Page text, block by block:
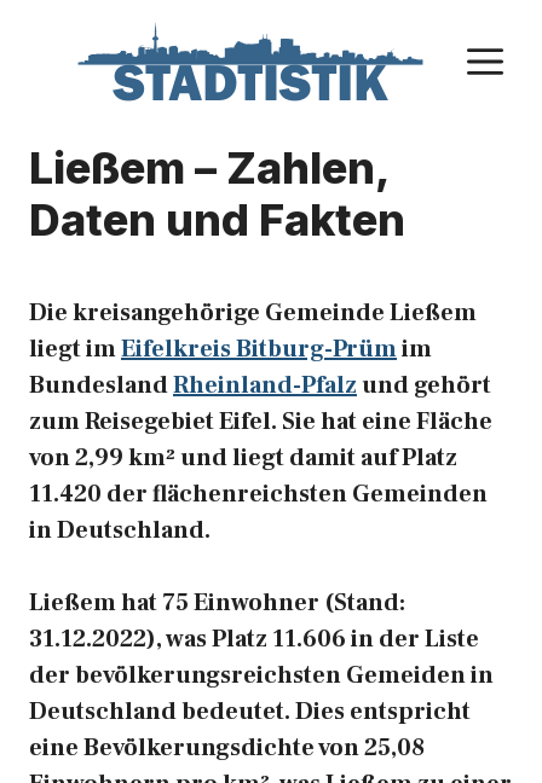
Ließem – Zahlen,
Daten und Fakten
Die kreisangehörige Gemeinde Ließem
liegt imEifelkreis Bitburg-Prümim
BundeslandRheinland-Pfalzund gehört
zum Reisegebiet Eifel. Sie hat eine Fläche
von 2,99 km² und liegt damit auf Platz
11.420 der flächenreichsten Gemeinden
in Deutschland.
Ließem hat 75 Einwohner (Stand:
31.12.2022), was Platz 11.606 in der Liste
der bevölkerungsreichsten Gemeiden in
Deutschland bedeutet. Dies entspricht
eine Bevölkerungsdichte von 25,08